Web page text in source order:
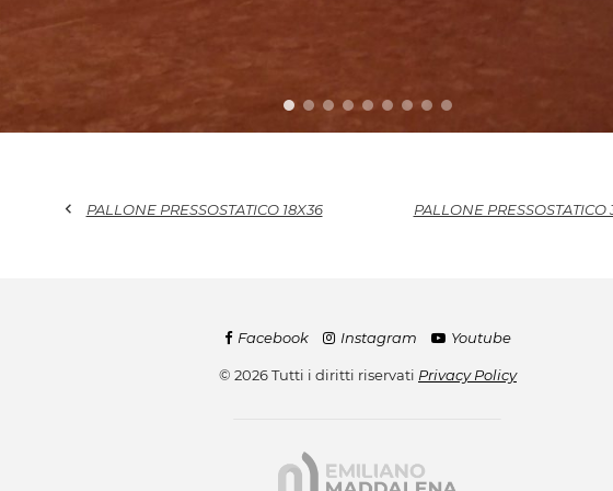
PALLONE PRESSOSTATICO 18X36
chevron_left PALLONE PRESSOSTATICO
Facebook Instagram Youtube
© 2026 Tutti i diritti riservati Privacy Policy